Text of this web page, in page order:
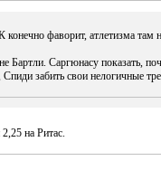
фаворит, атлетизма там
Бартли. Саргюнасу показать,
Спиди забить свои нелогичные
на Ритас.